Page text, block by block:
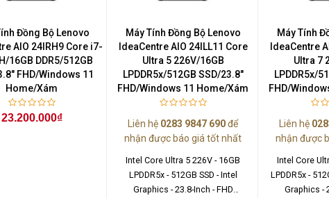
Đồng Bộ Lenovo
AIO 24IRH9 Core i7-
16GB DDR5/512GB
FHD/Windows 11
Home/Xám
23.200.000₫
Máy Tính Đồng Bộ Lenovo
IdeaCentre AIO 24ILL11 Core
Ultra 5 226V/16GB
LPDDR5x/512GB SSD/23.8"
FHD/Windows 11 Home/Xám
Liên hệ 0283 9847 690để
nhận được báo giá tốt nhất
Intel Core Ultra 5 226V - 16GB
LPDDR5x - 512GB SSD - Intel
Graphics - 23.8-Inch - FHD
Máy Tính
IdeaCentre
Ultra 7
LPDDR5x/
FHD/
Liên hệ
nhận được
Intel Core
LPDDR5x -
Graphics -